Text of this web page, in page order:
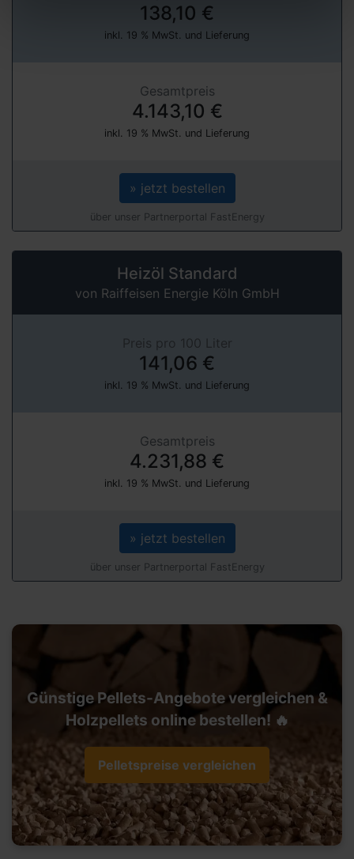
138,10 €
inkl. 19 % MwSt. und Lieferung
Gesamtpreis
4.143,10 €
inkl. 19 % MwSt. und Lieferung
» jetzt bestellen
über unser Partnerportal FastEnergy
Heizöl Standard
von Raiffeisen Energie Köln GmbH
Preis pro 100 Liter
141,06 €
inkl. 19 % MwSt. und Lieferung
Gesamtpreis
4.231,88 €
inkl. 19 % MwSt. und Lieferung
» jetzt bestellen
über unser Partnerportal FastEnergy
Günstige Pellets-Angebote vergleichen &
Holzpellets online bestellen! 🔥
Pelletspreise vergleichen